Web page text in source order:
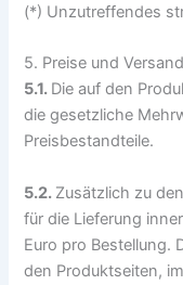
(*) Unzutreffendes
5. Preise und
5.1. Die auf den
die gesetzliche
Preisbestandteile.
5.2. Zusätzlich zu
für die Lieferung
Euro pro Bestellung.
den Produktseiten,